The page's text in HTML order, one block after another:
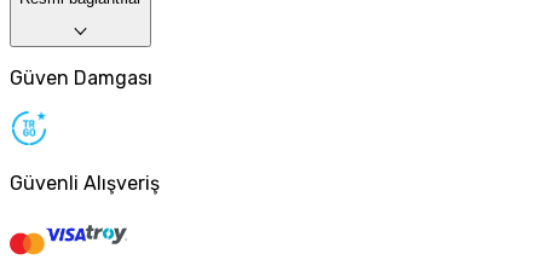
Güven Damgası
Güvenli Alışveriş